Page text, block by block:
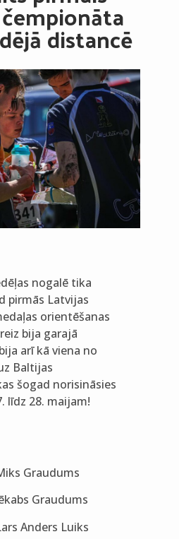
distancē
nogalē tika
pirmās Latvijas
orientēšanas
bija garajā
arī kā viena no
Baltijas
šogad norisināsies
līdz 28. maijam!
Graudums
Graudums
Anders Luiks